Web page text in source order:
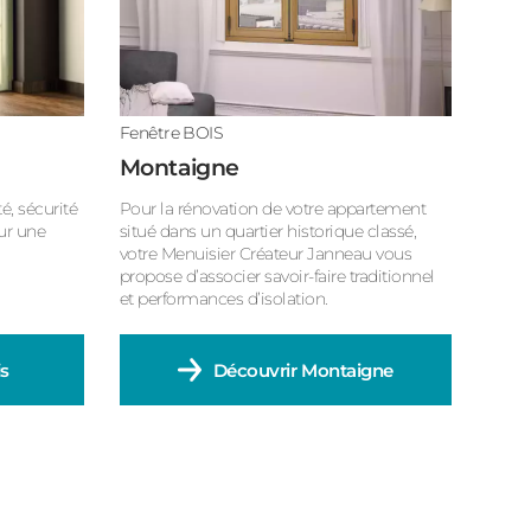
sécurité
une
Fenêtre BOIS
Montaigne
Pour la rénovation de votre appartement
situé dans un quartier historique classé,
votre Menuisier Créateur Janneau vous
propose d’associer savoir-faire traditionnel
et performances d’isolation.
Découvrir Montaigne